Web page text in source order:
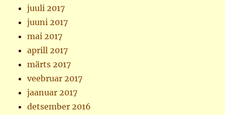
juuli 2017
juuni 2017
mai 2017
aprill 2017
märts 2017
veebruar 2017
jaanuar 2017
detsember 2016